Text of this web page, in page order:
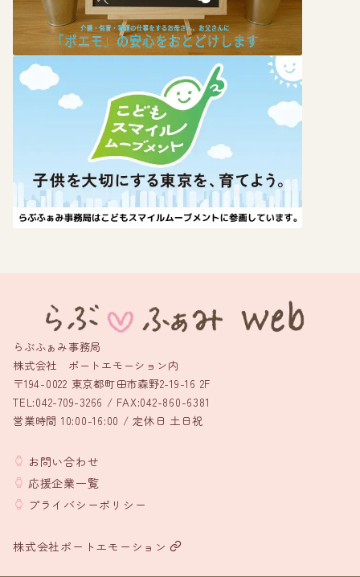
らぶふぁみ事務局
株式会社 ポートエモーション内
〒194-0022 東京都町田市森野2-19-16 2F
TEL:042-709-3266 / FAX:042-860-6381
営業時間 10:00-16:00 / 定休日 土日祝
お問い合わせ
応援企業一覧
プライバシーポリシー
株式会社ポートエモーション